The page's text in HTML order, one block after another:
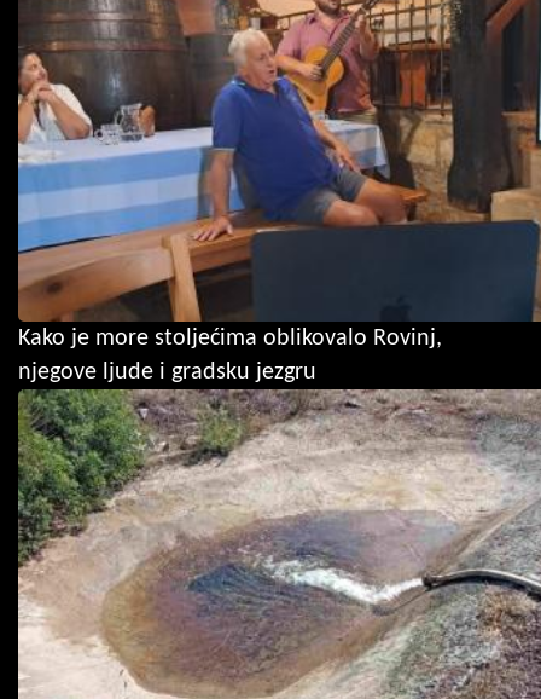
Kako je more stoljećima oblikovalo Rovinj,
njegove ljude i gradsku jezgru